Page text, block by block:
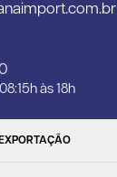
às 18h